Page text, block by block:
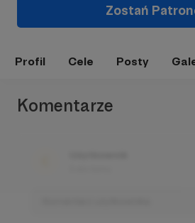
Zostań
Profil Cele Posty
Komentarze